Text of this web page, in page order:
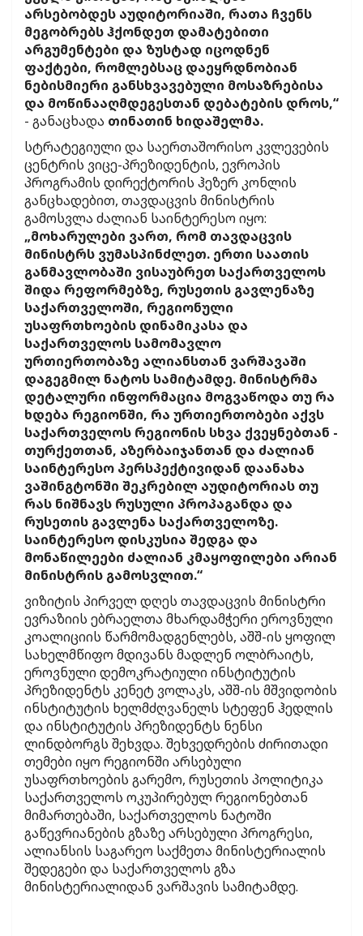
არსებობდეს აუდიტორიაში, რათა ჩვენს
მეგობრებს ჰქონდეთ დამატებითი
არგუმენტები და ზუსტად იცოდნენ
ფაქტები, რომლებსაც დაეყრდნობიან
ნებისმიერი განსხვავებული მოსაზრებისა
და მოწინააღმდეგესთან დებატების დროს,“
- განაცხადა თინათინ ხიდაშელმა.
სტრატეგიული და საერთაშორისო კვლევების
ცენტრის ვიცე-პრეზიდენტის, ევროპის
პროგრამის დირექტორის ჰეზერ კონლის
განცხადებით, თავდაცვის მინისტრის
გამოსვლა ძალიან საინტერესო იყო:
„მოხარულები ვართ, რომ თავდაცვის
მინისტრს ვუმასპინძლეთ. ერთი საათის
განმავლობაში ვისაუბრეთ საქართველოს
შიდა რეფორმებზე, რუსეთის გავლენაზე
საქართველოში, რეგიონული
უსაფრთხოების დინამიკასა და
საქართველოს სამომავლო
ურთიერთობაზე ალიანსთან ვარშავაში
დაგეგმილ ნატოს სამიტამდე. მინისტრმა
დეტალური ინფორმაცია მოგვაწოდა თუ რა
ხდება რეგიონში, რა ურთიერთობები აქვს
საქართველოს რეგიონის სხვა ქვეყნებთან -
თურქეთთან, აზერბაიჯანთან და ძალიან
საინტერესო პერსპექტივიდან დაანახა
ვაშინგტონში შეკრებილ აუდიტორიას თუ
რას ნიშნავს რუსული პროპაგანდა და
რუსეთის გავლენა საქართველოზე.
საინტერესო დისკუსია შედგა და
მონაწილეები ძალიან კმაყოფილები არიან
მინისტრის გამოსვლით.“
ვიზიტის პირველ დღეს თავდაცვის მინისტრი
ევრაზიის ებრაელთა მხარდამჭერი ეროვნული
კოალიციის წარმომადგენლებს, აშშ-ის ყოფილ
სახელმწიფო მდივანს მადლენ ოლბრაიტს,
ეროვნული დემოკრატიული ინსტიტუტის
პრეზიდენტს კენეტ ვოლაკს, აშშ-ის მშვიდობის
ინსტიტუტის ხელმძღვანელს სტეფენ ჰედლის
და ინსტიტუტის პრეზიდენტს ნენსი
ლინდბორგს შეხვდა. შეხვედრების ძირითადი
თემები იყო რეგიონში არსებული
უსაფრთხოების გარემო, რუსეთის პოლიტიკა
საქართველოს ოკუპირებულ რეგიონებთან
მიმართებაში, საქართველოს ნატოში
გაწევრიანების გზაზე არსებული პროგრესი,
ალიანსის საგარეო საქმეთა მინისტერიალის
შედეგები და საქართველოს გზა
მინისტერიალიდან ვარშავის სამიტამდე.